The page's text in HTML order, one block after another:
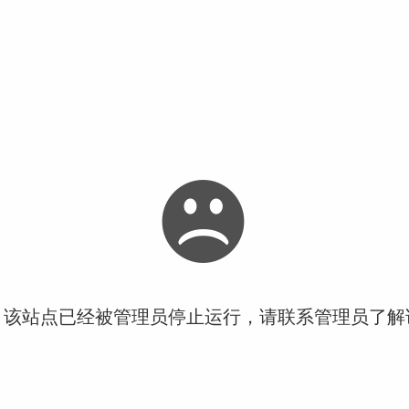
站点已经被管理员停止运行，请联系管理员了